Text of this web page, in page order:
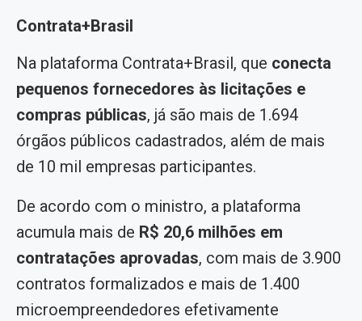
Contrata+Brasil
Na plataforma Contrata+Brasil, que conecta
pequenos fornecedores às licitações e
compras públicas, já são mais de 1.694
órgãos públicos cadastrados, além de mais
de 10 mil empresas participantes.
De acordo com o ministro, a plataforma
acumula mais de R$ 20,6 milhões em
contratações aprovadas, com mais de 3.900
contratos formalizados e mais de 1.400
microempreendedores efetivamente